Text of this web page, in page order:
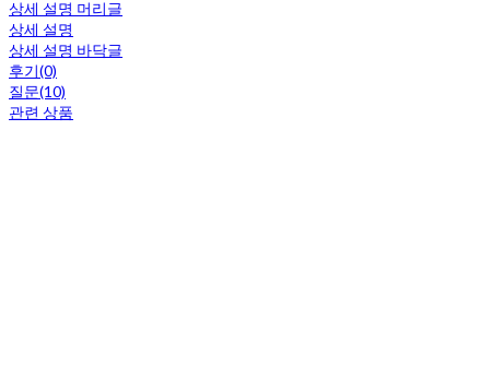
상세 설명 머리글
상세 설명
상세 설명 바닥글
후기(0)
질문(10)
관련 상품